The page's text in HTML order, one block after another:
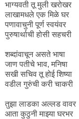
भाग्यवती तू मुली खरोखर
लाखामधले एक मिळे घर
पणावाचुनी पूर्ण स्वयंवर
पुरुषार्थाची होसी सहचरी
शब्दांवाचून असते भाषा
जाण पतीचे भाव, मनिषा
सखी सचिव तू होई शिष्या
वडील गुरुंची करी चाकरी
तुझा लाडका अल्लड वावर
आता कुठुनी माझ्या घरभर